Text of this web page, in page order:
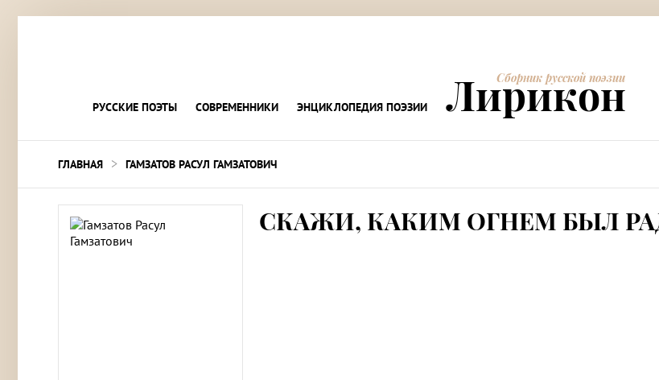
РУССКИЕ ПОЭТЫ СОВРЕМЕННИКИ ЭНЦИКЛОПЕДИЯ ПОЭЗИИ
Сборник русской поэзии
Лирикон
ГЛАВНАЯ > ГАМЗАТОВ РАСУЛ ГАМЗАТОВИЧ
СКАЖИ, КАКИМ ОГНЕМ БЫЛ